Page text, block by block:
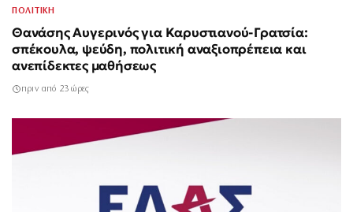
ΠΟΛΙΤΙΚΗ
Θανάσης Αυγερινός για Καρυστιανού-Γρατσία:
σπέκουλα, ψεύδη, πολιτική αναξιοπρέπεια και
ανεπίδεκτες μαθήσεως
πριν από 23 ώρες